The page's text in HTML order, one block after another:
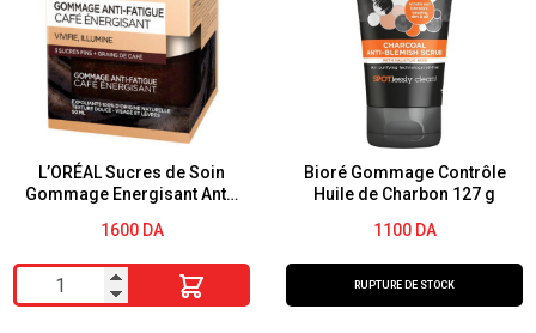
Repulpant
l’Acide
Hyaluronique
L’ORÉAL Sucres de Soin
Gommage Energisant Anti-
1600 DA
quantité
de
Bioré Gommage Contrôle
Huile de Charbon 127 g
1100 DA
RUPTURE DE STOCK